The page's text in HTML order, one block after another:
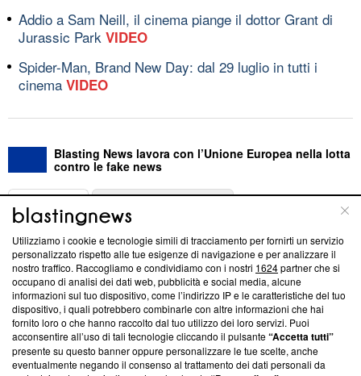
Addio a Sam Neill, il cinema piange il dottor Grant di
Jurassic Park VIDEO
Spider-Man, Brand New Day: dal 29 luglio in tutti i
cinema VIDEO
Blasting News lavora con l’Unione Europea nella lotta
contro le fake news
ABOUT
Questa sezione offre informazioni trasparenti su Blasting
News, sui nostri processi editoriali e su come ci impegniamo a
creare news di qualità. Inoltre, afferma la nostra aderenza a
‘Trust Project - News with Integrity’Blasting News non è
ancora membro del programma, ma ha richiesto di farne
parte; Trust Project non ha ancora effettuato una verifica di
conformità agli standard.
Utilizziamo i cookie e tecnologie simili di tracciamento per fornirti un servizio
personalizzato rispetto alle tue esigenze di navigazione e per analizzare il
nostro traffico. Raccogliamo e condividiamo con i nostri 1624partner che si
occupano di analisi dei dati web, pubblicità e social media, alcune
informazioni sul tuo dispositivo, come l’indirizzo IP e le caratteristiche del tuo
dispositivo, i quali potrebbero combinarle con altre informazioni che hai
fornito loro o che hanno raccolto dal tuo utilizzo dei loro servizi. Puoi
acconsentire all’uso di tali tecnologie cliccando il pulsante“Accetta tutti”
presente su questo banner oppure personalizzare le tue scelte, anche
eventualmente negando il consenso al trattamento dei dati personali da